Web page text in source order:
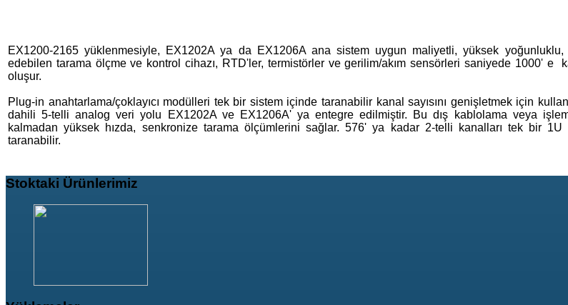
EX1200-2165 yüklenmesiyle, EX1202A ya da EX1206A ana sistem uygun maliyetli, yüksek
edebilen tarama ölçme ve kontrol cihazı, RTD'ler, termistörler ve gerilim/akım sensörleri saniyede 1000' e
oluşur.
Plug-in anahtarlama/çoklayıcı modülleri tek bir sistem içinde taranabilir kanal sayısını genişletmek için
dahili 5-telli analog veri yolu EX1202A ve EX1206A' ya entegre edilmiştir. Bu dış kablolama veya
kalmadan yüksek hızda, senkronize tarama ölçümlerini sağlar. 576' ya kadar 2-telli kanalları tek bir 1U
taranabilir.
Stoktaki Ürünlerimiz